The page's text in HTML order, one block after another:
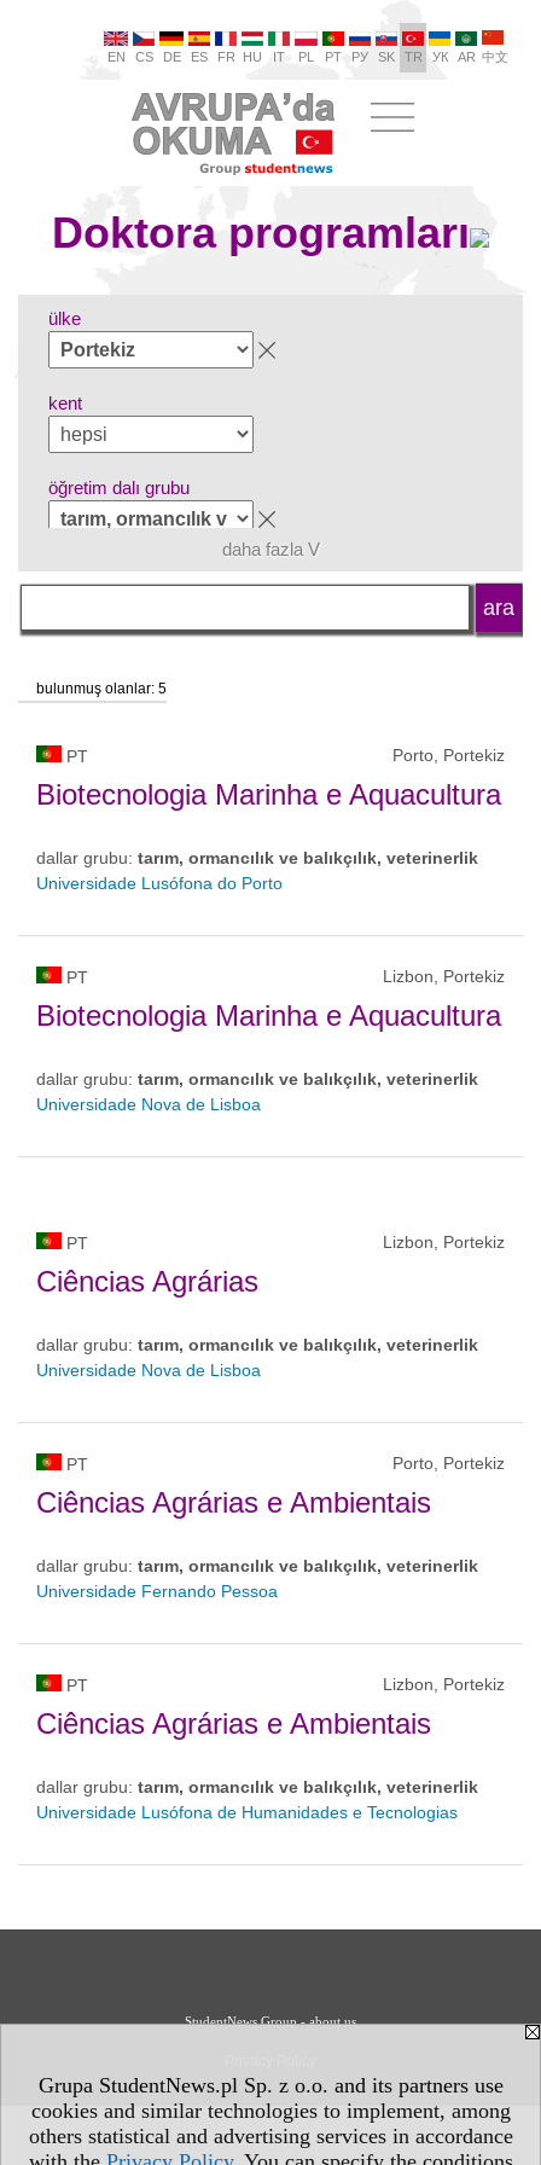
Grupa StudentNews.pl Sp. z o.o. and its partners use
cookies and similar technologies to implement, among
others statistical and advertising services in accordance
EN CS DE ES FR HU IT PL PT РУ SK TR УК AR 中文
Doktora programları
ülke
kent
öğretim dalı grubu
dil
okul statüsü
daha fazla V
bulunmuş olanlar: 5
PT Porto, Portekiz
Biotecnologia Marinha e Aquacultura
dallar grubu: tarım, ormancılık ve balıkçılık, veterinerlik
Universidade Lusófona do Porto
PT Lizbon, Portekiz
Biotecnologia Marinha e Aquacultura
dallar grubu: tarım, ormancılık ve balıkçılık, veterinerlik
Universidade Nova de Lisboa
PT Lizbon, Portekiz
Ciências Agrárias
dallar grubu: tarım, ormancılık ve balıkçılık, veterinerlik
Universidade Nova de Lisboa
PT Porto, Portekiz
Ciências Agrárias e Ambientais
dallar grubu: tarım, ormancılık ve balıkçılık, veterinerlik
Universidade Fernando Pessoa
PT Lizbon, Portekiz
Ciências Agrárias e Ambientais
dallar grubu: tarım, ormancılık ve balıkçılık, veterinerlik
Universidade Lusófona de Humanidades e Tecnologias
StudentNews Group - about us